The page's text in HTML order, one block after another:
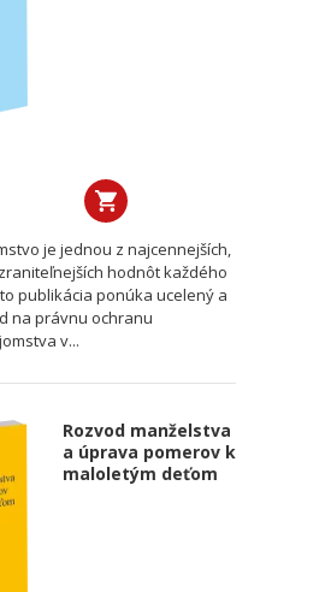
je jednou z najcennejších,
hodnôt každého
publikácia ponúka ucelený a
na právnu ochranu
v...
Rozvod manželstva
a úprava pomerov k
maloletým deťom